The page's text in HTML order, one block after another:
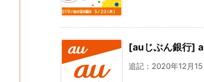
[auじぶん銀行]
追記：2020年12月